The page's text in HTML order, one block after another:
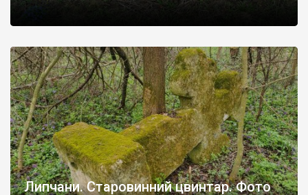
Липчани. Старовинний цвинтар. Фото